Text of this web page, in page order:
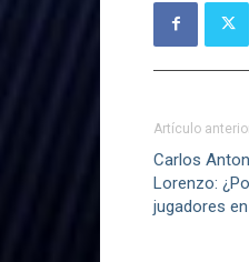
Artículo
Carlos
Lorenzo:
jugadores